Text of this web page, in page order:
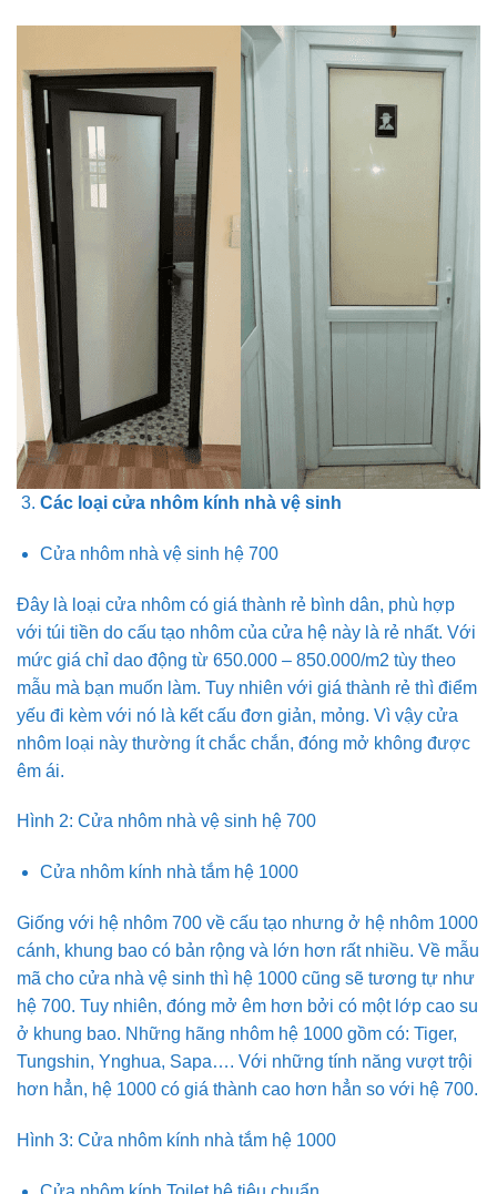
Các loại cửa nhôm kính nhà vệ sinh
Cửa nhôm nhà vệ sinh hệ 700
Đây là loại cửa nhôm có giá thành rẻ bình dân, phù hợp
với túi tiền do cấu tạo nhôm của cửa hệ này là rẻ nhất. Với
mức giá chỉ dao động từ 650.000 – 850.000/m2 tùy theo
mẫu mà bạn muốn làm. Tuy nhiên với giá thành rẻ thì điểm
yếu đi kèm với nó là kết cấu đơn giản, mỏng. Vì vậy cửa
nhôm loại này thường ít chắc chắn, đóng mở không được
êm ái.
Hình 2: Cửa nhôm nhà vệ sinh hệ 700
Cửa nhôm kính nhà tắm hệ 1000
Giống với hệ nhôm 700 về cấu tạo nhưng ở hệ nhôm 1000
cánh, khung bao có bản rộng và lớn hơn rất nhiều. Về mẫu
mã cho cửa nhà vệ sinh thì hệ 1000 cũng sẽ tương tự như
hệ 700. Tuy nhiên, đóng mở êm hơn bởi có một lớp cao su
ở khung bao. Những hãng nhôm hệ 1000 gồm có: Tiger,
Tungshin, Ynghua, Sapa…. Với những tính năng vượt trội
hơn hẳn, hệ 1000 có giá thành cao hơn hẳn so với hệ 700.
Hình 3: Cửa nhôm kính nhà tắm hệ 1000